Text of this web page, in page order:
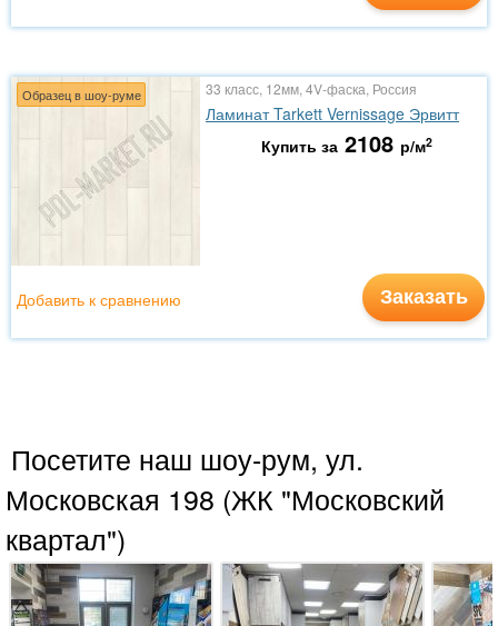
Образец в шоу-руме 33 класс, 12мм, 4V-фаска, Россия
Ламинат Tarkett Vernissage Эрвитт
Купить за 2108 р/м2
Заказать
Добавить к сравнению
Посетите наш шоу-рум, ул.
Московская 198 (ЖК "Московский
квартал")